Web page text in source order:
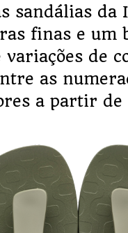
sandálias da
finas e um
de
as
a partir de